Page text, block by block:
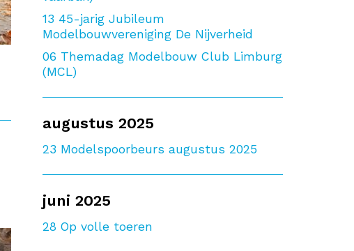
13 45-jarig Jubileum
Modelbouwvereniging De Nijverheid
06 Themadag Modelbouw Club Limburg
(MCL)
augustus 2025
23 Modelspoorbeurs augustus 2025
juni 2025
28 Op volle toeren